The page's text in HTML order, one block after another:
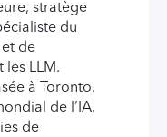
stratège
du
de
les LLM.
à Toronto,
de l’IA,
de